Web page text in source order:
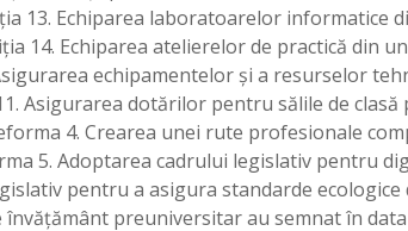
13. Echiparea laboratoarelor informatice
14. Echiparea atelierelor de practică din
echipamentelor și a resurselor
Asigurarea dotărilor pentru sălile de
4. Crearea unei rute profesionale
5. Adoptarea cadrului legislativ pentru
pentru a asigura standarde ecologice
preuniversitar au semnat în data